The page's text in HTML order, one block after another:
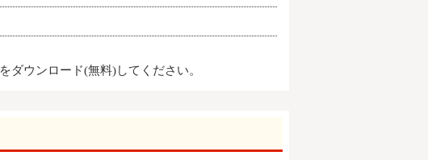
をダウンロード(無料)してください。